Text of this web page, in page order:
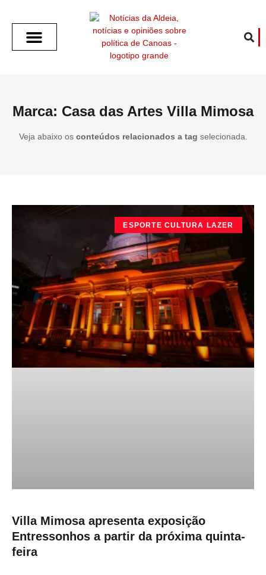
Marca: Casa das Artes Villa Mimosa
Veja abaixo os conteúdos relacionados a tag selecionada.
ESPORTE CULTURA LAZER
Villa Mimosa apresenta exposição
Entressonhos a partir da próxima quinta-
feira